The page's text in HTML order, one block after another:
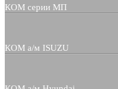
КОМ серии МП
КОМ а/м ISUZU